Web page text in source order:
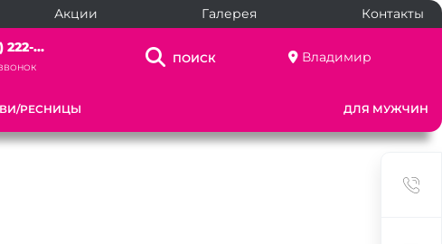
Акции Галерея Контакты
222-...
ПОИСК Владимир
РЕСНИЦЫ ДЛЯ МУЖЧИН